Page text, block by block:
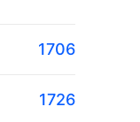
1706
1726